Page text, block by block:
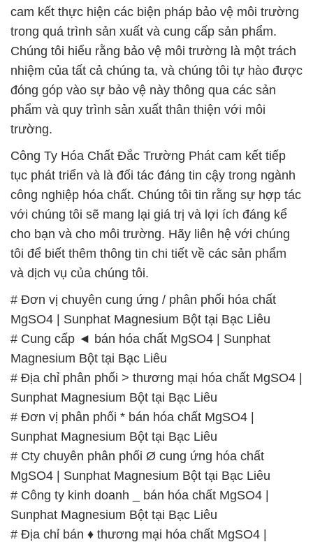
cam kết thực hiện các biện pháp bảo vệ môi trường
trong quá trình sản xuất và cung cấp sản phẩm.
Chúng tôi hiểu rằng bảo vệ môi trường là một trách
nhiệm của tất cả chúng ta, và chúng tôi tự hào được
đóng góp vào sự bảo vệ này thông qua các sản
phẩm và quy trình sản xuất thân thiện với môi
trường.
Công Ty Hóa Chất Đắc Trường Phát cam kết tiếp
tục phát triển và là đối tác đáng tin cậy trong ngành
công nghiệp hóa chất. Chúng tôi tin rằng sự hợp tác
với chúng tôi sẽ mang lại giá trị và lợi ích đáng kể
cho bạn và cho môi trường. Hãy liên hệ với chúng
tôi để biết thêm thông tin chi tiết về các sản phẩm
và dịch vụ của chúng tôi.
# Đơn vị chuyên cung ứng / phân phối hóa chất
MgSO4 | Sunphat Magnesium Bột tại Bạc Liêu
# Cung cấp ◄ bán hóa chất MgSO4 | Sunphat
Magnesium Bột tại Bạc Liêu
# Địa chỉ phân phối > thương mại hóa chất MgSO4 |
Sunphat Magnesium Bột tại Bạc Liêu
# Đơn vị phân phối * bán hóa chất MgSO4 |
Sunphat Magnesium Bột tại Bạc Liêu
# Cty chuyên phân phối Ø cung ứng hóa chất
MgSO4 | Sunphat Magnesium Bột tại Bạc Liêu
# Công ty kinh doanh _ bán hóa chất MgSO4 |
Sunphat Magnesium Bột tại Bạc Liêu
# Địa chỉ bán ♦ thương mại hóa chất MgSO4 |